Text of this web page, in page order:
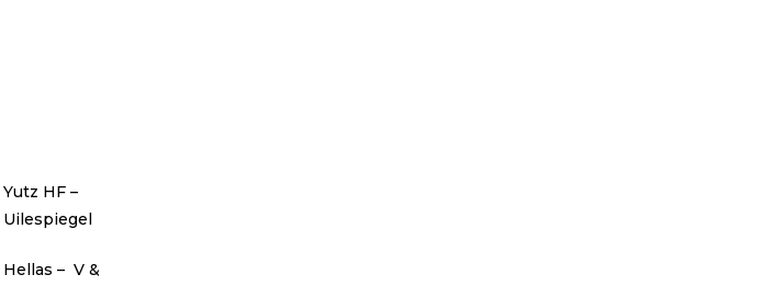
Yutz HF –
Uilespiegel
Hellas – V &